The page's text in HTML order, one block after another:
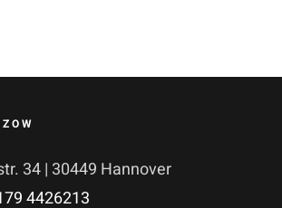
34 | 30449 Hannover
4426213